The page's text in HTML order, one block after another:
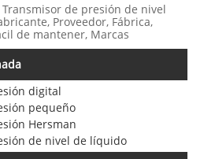
de presión de nivel
Proveedor, Fábrica,
de mantener, Marcas
digital
pequeño
Hersman
de nivel de líquido